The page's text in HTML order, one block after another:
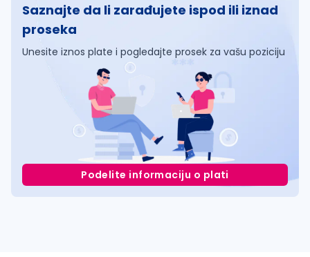
Saznajte da li zarađujete ispod ili iznad
proseka
Unesite iznos plate i pogledajte prosek za vašu poziciju
Podelite informaciju o plati